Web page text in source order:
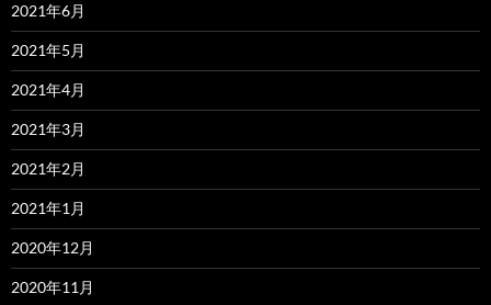
2021年6月
2021年5月
2021年4月
2021年3月
2021年2月
2021年1月
2020年12月
2020年11月